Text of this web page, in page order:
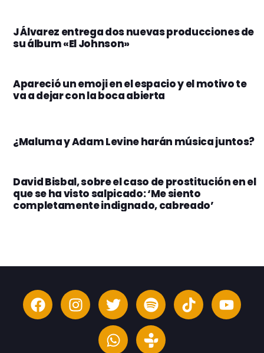
J Álvarez entrega dos nuevas producciones de
su álbum «El Johnson»
Apareció un emoji en el espacio y el motivo te
va a dejar con la boca abierta
¿Maluma y Adam Levine harán música juntos?
David Bisbal, sobre el caso de prostitución en el
que se ha visto salpicado: ‘Me siento
completamente indignado, cabreado’